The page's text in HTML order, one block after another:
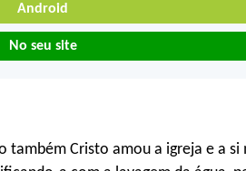
Android
No seu site
também Cristo amou a igreja e a si